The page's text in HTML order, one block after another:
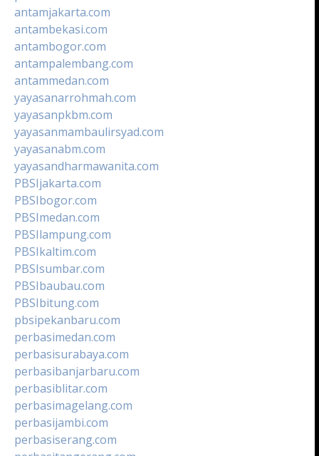
antamjakarta.com
antambekasi.com
antambogor.com
antampalembang.com
antammedan.com
yayasanarrohmah.com
yayasanpkbm.com
yayasanmambaulirsyad.com
yayasanabm.com
yayasandharmawanita.com
PBSIjakarta.com
PBSIbogor.com
PBSImedan.com
PBSIlampung.com
PBSIkaltim.com
PBSIsumbar.com
PBSIbaubau.com
PBSIbitung.com
pbsipekanbaru.com
perbasimedan.com
perbasisurabaya.com
perbasibanjarbaru.com
perbasiblitar.com
perbasimagelang.com
perbasijambi.com
perbasiserang.com